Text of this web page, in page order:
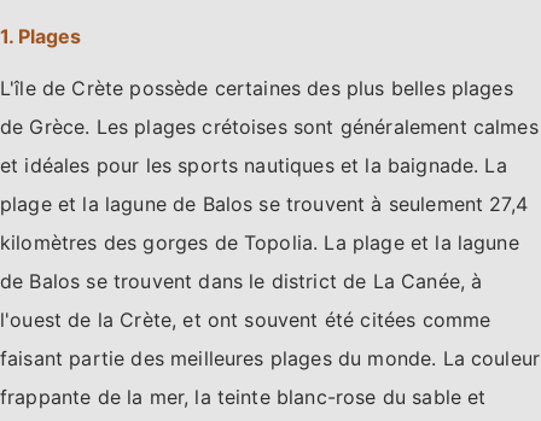
1. Plages
L'île de Crète possède certaines des plus belles plages
de Grèce. Les plages crétoises sont généralement calmes
et idéales pour les sports nautiques et la baignade. La
plage et la lagune de Balos se trouvent à seulement 27,4
kilomètres des gorges de Topolia. La plage et la lagune
de Balos se trouvent dans le district de La Canée, à
l'ouest de la Crète, et ont souvent été citées comme
faisant partie des meilleures plages du monde. La couleur
frappante de la mer, la teinte blanc-rose du sable et